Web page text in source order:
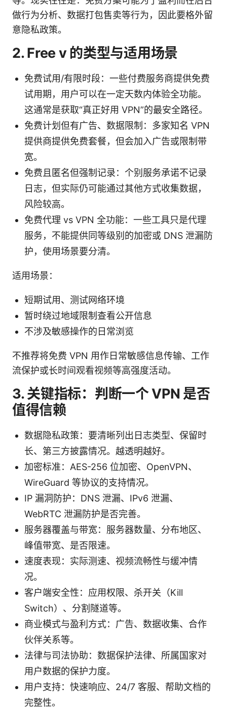
做行为分析、数据打包售卖等行为，因此要格外留
意隐私政策。
2. Free v 的类型与适用场景
免费试用/有限时段：一些付费服务商提供免费
试用期，用户可以在一定天数内体验全功能。
这通常是获取“真正好用 VPN”的最安全路径。
免费计划但有广告、数据限制：多家知名 VPN
提供商提供免费套餐，但会加入广告或限制带
宽。
免费且匿名但强制记录：个别服务承诺不记录
日志，但实际仍可能通过其他方式收集数据，
风险较高。
免费代理 vs VPN 全功能：一些工具只是代理
服务，不能提供同等级别的加密或 DNS 泄漏防
护，使用场景要分清。
适用场景：
短期试用、测试网络环境
暂时绕过地域限制查看公开信息
不涉及敏感操作的日常浏览
不推荐将免费 VPN 用作日常敏感信息传输、工作
流保护或长时间观看视频等高强度活动。
3. 关键指标：判断一个 VPN 是否
值得信赖
数据隐私政策：要清晰列出日志类型、保留时
长、第三方披露情况。越透明越好。
加密标准：AES-256 位加密、OpenVPN、
WireGuard 等协议的支持情况。
IP 漏洞防护：DNS 泄漏、IPv6 泄漏、
WebRTC 泄漏防护是否完善。
服务器覆盖与带宽：服务器数量、分布地区、
峰值带宽、是否限速。
速度表现：实际测速、视频流畅性与缓冲情
况。
客户端安全性：应用权限、杀开关（Kill
Switch）、分割隧道等。
商业模式与盈利方式：广告、数据收集、合作
伙伴关系等。
法律与司法协助：数据保护法律、所属国家对
用户数据的保护力度。
用户支持：快速响应、24/7 客服、帮助文档的
完整性。